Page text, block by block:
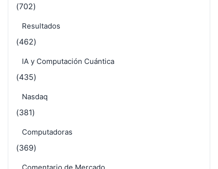
(702)
Resultados
(462)
IA y Computación Cuántica
(435)
Nasdaq
(381)
Computadoras
(369)